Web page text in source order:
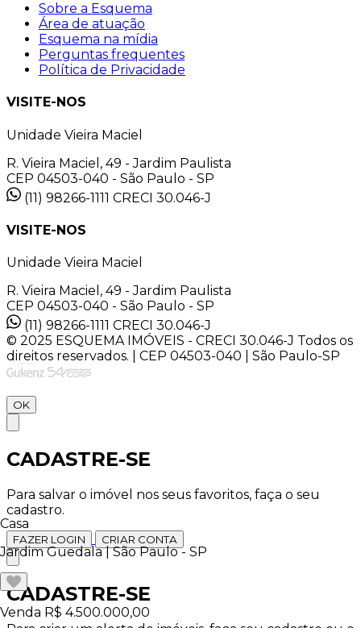
Casa
Jardim Guedala | São Paulo - SP
Venda R$ 4.500.000,00
Sobre a Esquema
Área de atuação
Esquema na mídia
Perguntas frequentes
Política de Privacidade
VISITE-NOS
Unidade Vieira Maciel
R. Vieira Maciel, 49 - Jardim Paulista
CEP 04503-040 - São Paulo - SP
(11) 98266-1111 CRECI 30.046-J
VISITE-NOS
Unidade Vieira Maciel
R. Vieira Maciel, 49 - Jardim Paulista
CEP 04503-040 - São Paulo - SP
(11) 98266-1111 CRECI 30.046-J
© 2025 ESQUEMA IMÓVEIS - CRECI 30.046-J Todos os
direitos reservados. | CEP 04503-040 | São Paulo-SP
OK
CADASTRE-SE
Para salvar o imóvel nos seus favoritos, faça o seu
cadastro.
FAZER LOGIN CRIAR CONTA
CADASTRE-SE